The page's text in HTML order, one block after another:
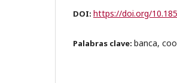
DOI: https://doi.org/
Palabras clave: banca,